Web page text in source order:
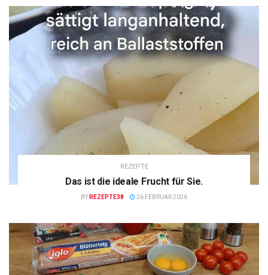
REZEPTE
Das ist die ideale Frucht für Sie.
BY REZEPTE38 26 FEBRUAR 2026